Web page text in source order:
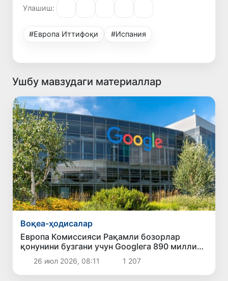
Улашиш:
#Европа Иттифоқи #Испания
Ушбу мавзудаги материаллар
Воқеа-ҳодисалар
Европа Комиссияси Рақамли бозорлар
қонунини бузгани учун Googleга 890 миллион
евро жарима солди
26 июл 2026, 08:11 1 207